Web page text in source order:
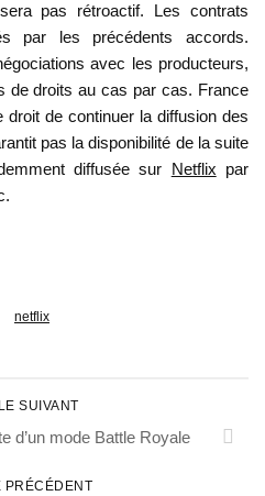
pas rétroactif. Les contrats
par les précédents accords.
avec les producteurs,
de droits au cas par cas. France
de continuer la diffusion des
pas la disponibilité de la suite
diffusée sur Netflix par
netflix
SUIVANT
d’un mode Battle Royale
PRÉCÉDENT